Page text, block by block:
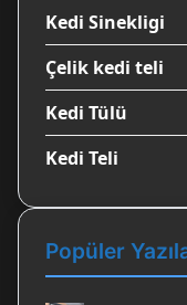
Kedi Sinekligi
Çelik kedi teli
Kedi Tülü
Kedi Teli
Popüler